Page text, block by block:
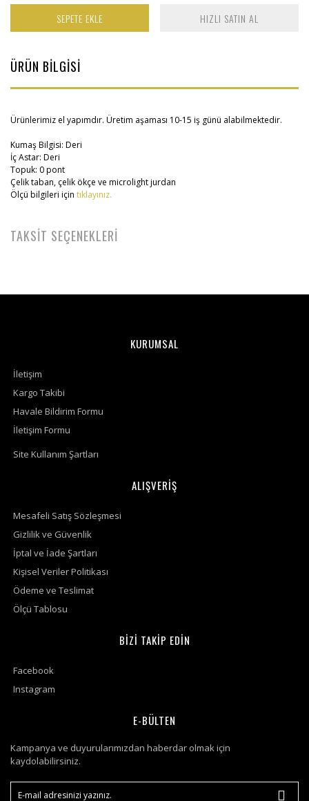
SEPETE EKLE HIZLI SATIN AL
ÜRÜN BİLGİSİ
Ürünlerimiz el yapımdır. Üretim aşaması 10-15 iş günü alabilmektedir.
Kumaş Bilgisi: Deri
İç Astar: Deri
Topuk: 0 pont
Çelik taban, çelik ökçe ve microlight jurdan
Ölçü bilgileri için tıklayınız.
TAKSİT SEÇENEKLERİ
KURUMSAL
İletişim
Kargo Takibi
Havale Bildirim Formu
İletişim Formu
Site Kullanım Şartları
ALIŞVERİŞ
Mesafeli Satış Sözleşmesi
Gizlilik ve Güvenlik
İptal ve İade Şartları
Kişisel Veriler Politikası
Ödeme ve Teslimat
Ölçü Tablosu
BİZİ TAKİP EDİN
Facebook
Instagram
E-BÜLTEN
Kampanya ve duyurularımızdan haberdar olmak için
kaydolabilirsiniz.